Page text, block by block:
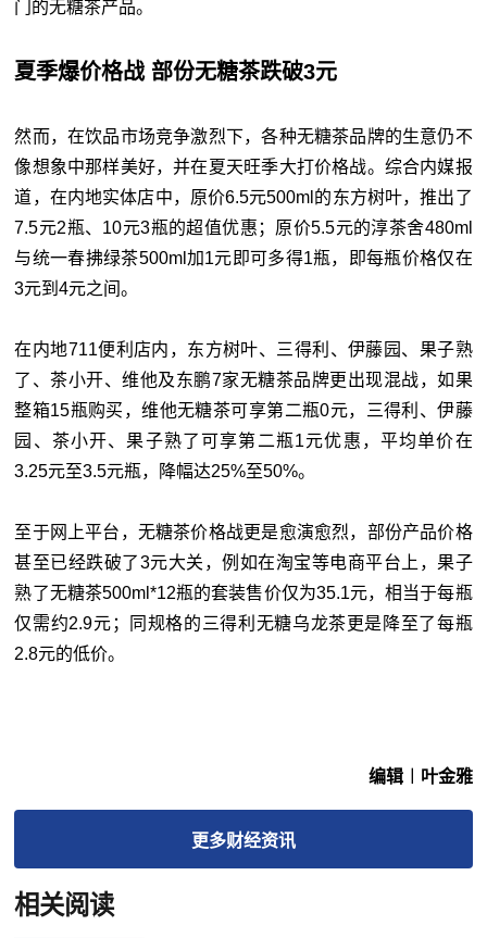
门的无糖茶产品。
夏季爆价格战 部份无糖茶跌破3元
然而，在饮品市场竞争激烈下，各种无糖茶品牌的生意仍不
像想象中那样美好，并在夏天旺季大打价格战。综合内媒报
道，在内地实体店中，原价6.5元500ml的东方树叶，推出了
7.5元2瓶、10元3瓶的超值优惠；原价5.5元的淳茶舍480ml
与统一春拂绿茶500ml加1元即可多得1瓶，即每瓶价格仅在
3元到4元之间。
在内地711便利店内，东方树叶、三得利、伊藤园、果子熟
了、茶小开、维他及东鹏7家无糖茶品牌更出现混战，如果
整箱15瓶购买，维他无糖茶可享第二瓶0元，三得利、伊藤
园、茶小开、果子熟了可享第二瓶1元优惠，平均单价在
3.25元至3.5元瓶，降幅达25%至50%。
至于网上平台，无糖茶价格战更是愈演愈烈，部份产品价格
甚至已经跌破了3元大关，例如在淘宝等电商平台上，果子
熟了无糖茶500ml*12瓶的套装售价仅为35.1元，相当于每瓶
仅需约2.9元；同规格的三得利无糖乌龙茶更是降至了每瓶
2.8元的低价。
编辑︱叶金雅
更多财经资讯
相关阅读